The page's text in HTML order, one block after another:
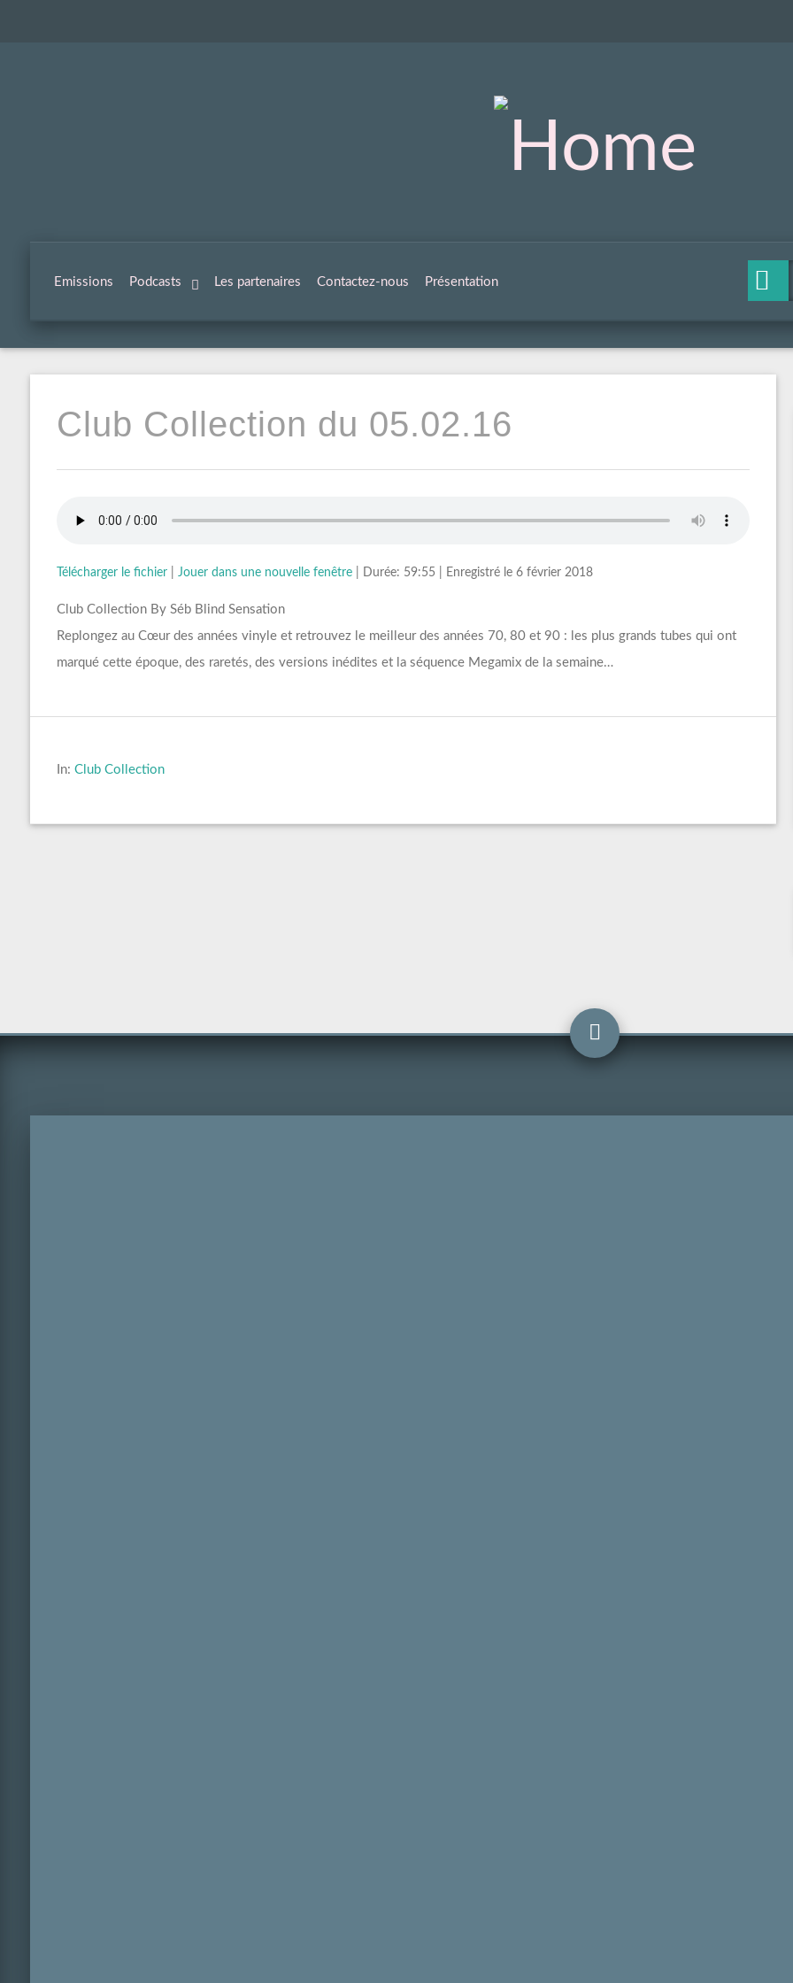
Emissions Podcasts Les partenaires Contactez-nous Présentation
Club Collection du 05.02.16
Télécharger le fichier| Jouer dans une nouvelle fenêtre| Durée: 59:55 Enregistré le 6 février 2018
Club Collection By Séb Blind Sensation
Replongez au Cœur des années vinyle et retrouvez le meilleur des années 70, 80 et 90 : les plus grands tubes qui ont
marqué cette époque, des raretés, des versions inédites et la séquence Megamix de la semaine…
In: Club Collection